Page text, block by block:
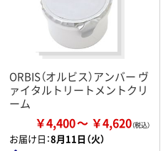
ORBIS（オルビス）アンバー ヴ
ァイタルトリートメントクリ
ーム
￥4,400 ￥4,620
お届け日：8月11日（火）